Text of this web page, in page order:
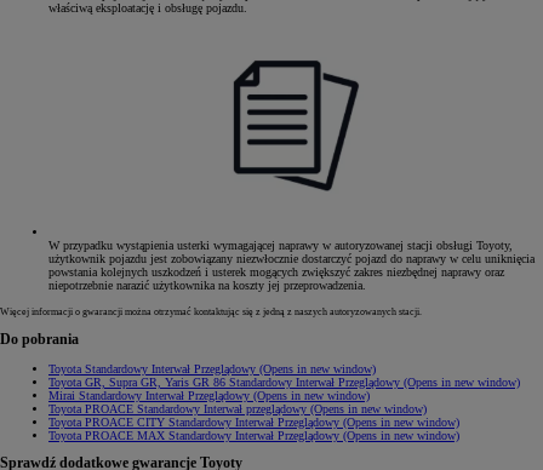
właściwą eksploatację i obsługę pojazdu.
W przypadku wystąpienia usterki wymagającej naprawy w autoryzowanej stacji obsługi Toyoty,
użytkownik pojazdu jest zobowiązany niezwłocznie dostarczyć pojazd do naprawy w celu uniknięcia
powstania kolejnych uszkodzeń i usterek mogących zwiększyć zakres niezbędnej naprawy oraz
niepotrzebnie narazić użytkownika na koszty jej przeprowadzenia.
Więcej informacji o gwarancji można otrzymać kontaktując się z jedną z naszych autoryzowanych stacji.
Do pobrania
Toyota Standardowy Interwał Przeglądowy (Opens in new window)
Toyota GR, Supra GR, Yaris GR 86 Standardowy Interwał Przeglądowy (Opens in new window)
Mirai Standardowy Interwał Przeglądowy (Opens in new window)
Toyota PROACE Standardowy Interwał przeglądowy (Opens in new window)
Toyota PROACE CITY Standardowy Interwał Przeglądowy (Opens in new window)
Toyota PROACE MAX Standardowy Interwał Przeglądowy (Opens in new window)
Sprawdź dodatkowe gwarancje Toyoty